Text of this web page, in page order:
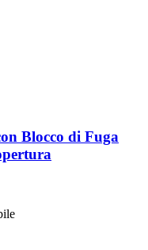
Blocco di Fuga